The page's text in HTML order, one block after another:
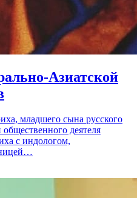
Азиатской
младшего сына русского
деятеля
с индологом,